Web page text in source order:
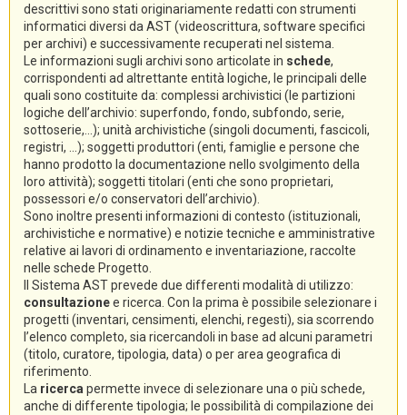
descrittivi sono stati originariamente redatti con strumenti
informatici diversi da AST (videoscrittura, software specifici
per archivi) e successivamente recuperati nel sistema.
Le informazioni sugli archivi sono articolate in schede,
corrispondenti ad altrettante entità logiche, le principali delle
quali sono costituite da: complessi archivistici (le partizioni
logiche dell’archivio: superfondo, fondo, subfondo, serie,
sottoserie,...); unità archivistiche (singoli documenti, fascicoli,
registri, ...); soggetti produttori (enti, famiglie e persone che
hanno prodotto la documentazione nello svolgimento della
loro attività); soggetti titolari (enti che sono proprietari,
possessori e/o conservatori dell’archivio).
Sono inoltre presenti informazioni di contesto (istituzionali,
archivistiche e normative) e notizie tecniche e amministrative
relative ai lavori di ordinamento e inventariazione, raccolte
nelle schede Progetto.
Il Sistema AST prevede due differenti modalità di utilizzo:
consultazionee ricerca. Con la prima è possibile selezionare i
progetti (inventari, censimenti, elenchi, regesti), sia scorrendo
l’elenco completo, sia ricercandoli in base ad alcuni parametri
(titolo, curatore, tipologia, data) o per area geografica di
riferimento.
La ricerca permette invece di selezionare una o più schede,
anche di differente tipologia; le possibilità di compilazione dei